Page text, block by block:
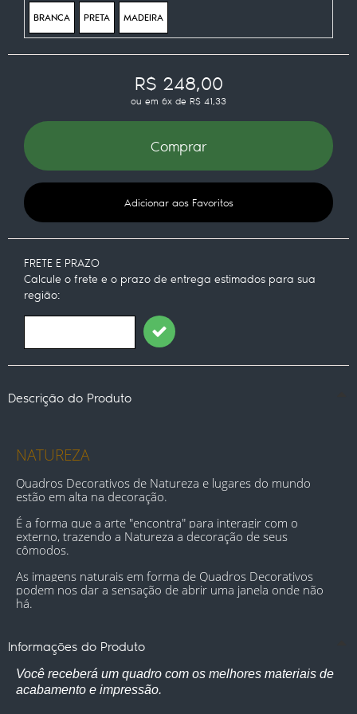
BRANCA PRETA MADEIRA
R$ 248,00
ou em 6x de R$ 41,33
Comprar
Adicionar aos Favoritos
FRETE E PRAZO
Calcule o frete e o prazo de entrega estimados para sua
região:
Descrição do Produto
NATUREZA
Quadros Decorativos de Natureza e lugares do mundo
estão em alta na decoração.
É a forma que a arte "encontra" para interagir com o
externo, trazendo a Natureza a decoração de seus
cômodos.
As imagens naturais em forma de Quadros Decorativos
podem nos dar a sensação de abrir uma janela onde não
há.
Informações do Produto
Você receberá um quadro com os melhores materiais de
acabamento e impressão.